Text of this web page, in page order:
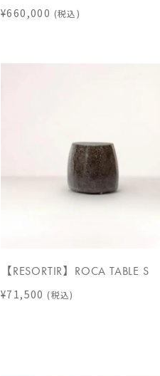
¥660,000 (税込)
【RESORTIR】ROCA TABLE S
¥71,500 (税込)